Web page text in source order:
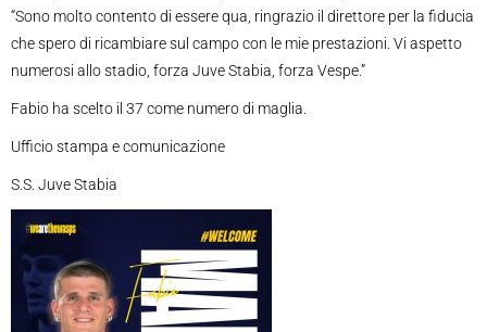
“Sono molto contento di essere qua, ringrazio il direttore per la fiducia
che spero di ricambiare sul campo con le mie prestazioni. Vi aspetto
numerosi allo stadio, forza Juve Stabia, forza Vespe.”
Fabio ha scelto il 37 come numero di maglia.
Ufficio stampa e comunicazione
S.S. Juve Stabia